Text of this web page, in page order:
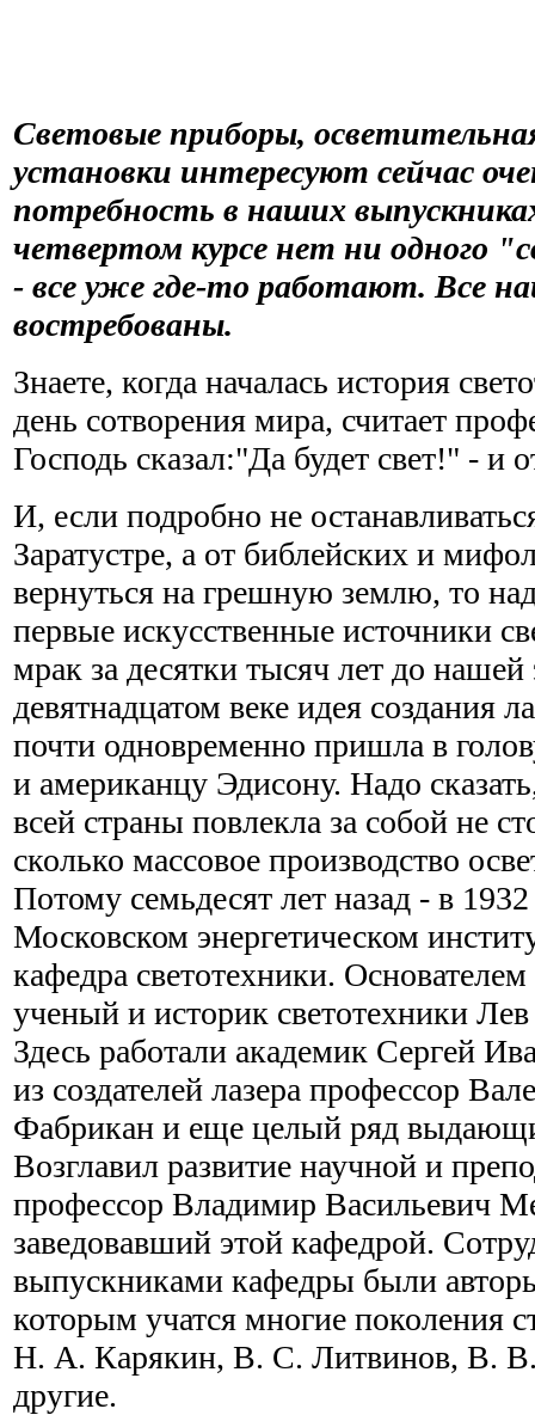
Световые приборы,
установки интересуют сейчас
потребность в наших
четвертом курсе нет ни одного
- все уже где-то работают. Все
востребованы.
Знаете, когда началась история
день сотворения мира, считает
Господь сказал:"Да будет свет!" - и
И, если подробно не
Заратустре, а от библейских и
вернуться на грешную землю, то
первые искусственные источники
мрак за десятки тысяч лет до
девятнадцатом веке идея создания
почти одновременно пришла в
и американцу Эдисону. Надо
всей страны повлекла за собой не
сколько массовое производство
Потому семьдесят лет назад - в
Московском энергетическом
кафедра светотехники.
ученый и историк светотехники
Здесь работали академик Сергей
из создателей лазера профессор
Фабрикан и еще целый ряд
Возглавил развитие научной и
профессор Владимир Васильевич
заведовавший этой кафедрой.
выпускниками кафедры были
которым учатся многие поколения
Н. А. Карякин, В. С. Литвинов, В.
другие.